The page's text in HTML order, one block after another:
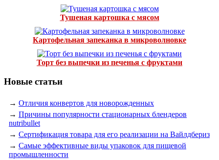
Тушеная картошка с мясом
Картофельная запеканка в микроволновке
Торт без выпечки из печенья с фруктами
Новые статьи
→ Отличия конвертов для новорожденных
→ Причины популярности стационарных блендеров
nutribullet
→ Сертификация товара для его реализации на Вайлдбериз
→ Самые эффективные виды упаковок для пищевой
промышленности